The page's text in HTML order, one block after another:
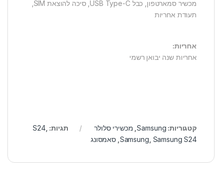
תעודת אחריות
אחריות:
אחריות שנה יבואן רשמי
קטגוריות: Samsung
, מכשירי סלולר תגיות: S24,
Samsung Samsung S24 סאמסונג